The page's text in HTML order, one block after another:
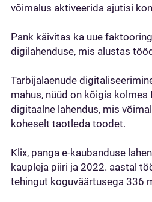
võimalus aktiveerida ajutisi
Pank käivitas ka uue
digilahenduse, mis alustas
Tarbijalaenude
mahus, nüüd on kõigis kolmes
digitaalne lahendus, mis
koheselt taotleda toodet.
Klix, panga e-kaubanduse
kaupleja piiri ja 2022. aastal
tehingut koguväärtusega 336